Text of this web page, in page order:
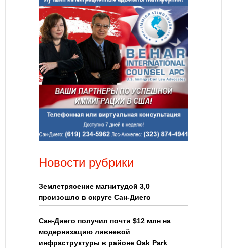
Новости рубрики
Землетрясение магнитудой 3,0
произошло в округе Сан-Диего
Сан-Диего получил почти $12 млн на
модернизацию ливневой
инфраструктуры в районе Oak Park